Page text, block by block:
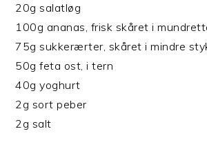
20g salatløg
100g ananas, frisk skåret i
75g sukkerærter, skåret i mindre
50g feta ost, i tern
40g yoghurt
2g sort peber
2g salt